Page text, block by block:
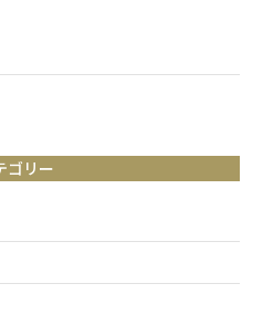
こが好き
ゴリー